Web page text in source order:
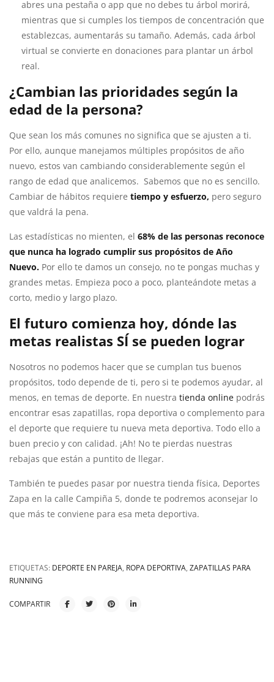
abres una pestaña o app que no debes tu árbol morirá,
mientras que si cumples los tiempos de concentración que
establezcas, aumentarás su tamaño. Además, cada árbol
virtual se convierte en donaciones para plantar un árbol
real.
¿Cambian las prioridades según la
edad de la persona?
Que sean los más comunes no significa que se ajusten a ti.
Por ello, aunque manejamos múltiples propósitos de año
nuevo, estos van cambiando considerablemente según el
rango de edad que analicemos. Sabemos que no es sencillo.
Cambiar de hábitos requiere tiempo y esfuerzo, pero seguro
que valdrá la pena.
Las estadísticas no mienten, el 68% de las personas reconoce
que nunca ha logrado cumplir sus propósitos de Año
Nuevo. Por ello te damos un consejo, no te pongas muchas y
grandes metas. Empieza poco a poco, planteándote metas a
corto, medio y largo plazo.
El futuro comienza hoy, dónde las
metas realistas SÍ se pueden lograr
Nosotros no podemos hacer que se cumplan tus buenos
propósitos, todo depende de ti, pero si te podemos ayudar, al
menos, en temas de deporte. En nuestra tienda online podrás
encontrar esas zapatillas, ropa deportiva o complemento para
el deporte que requiere tu nueva meta deportiva. Todo ello a
buen precio y con calidad. ¡Ah! No te pierdas nuestras
rebajas que están a puntito de llegar.
También te puedes pasar por nuestra tienda física, Deportes
Zapa en la calle Campiña 5, donde te podremos aconsejar lo
que más te conviene para esa meta deportiva.
ETIQUETAS: DEPORTE EN PAREJA, ROPA DEPORTIVA, ZAPATILLAS PARA
RUNNING
COMPARTIR